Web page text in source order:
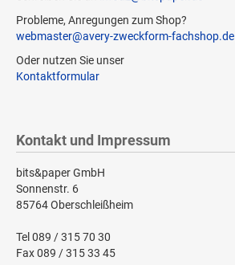
Probleme, Anregungen zum Shop?
webmaster@avery-zweckform-fachshop.de
Oder nutzen Sie unser
Kontaktformular
Kontakt und Impressum
bits&paper GmbH
Sonnenstr. 6
85764 Oberschleißheim
Tel 089 / 315 70 30
Fax 089 / 315 33 45